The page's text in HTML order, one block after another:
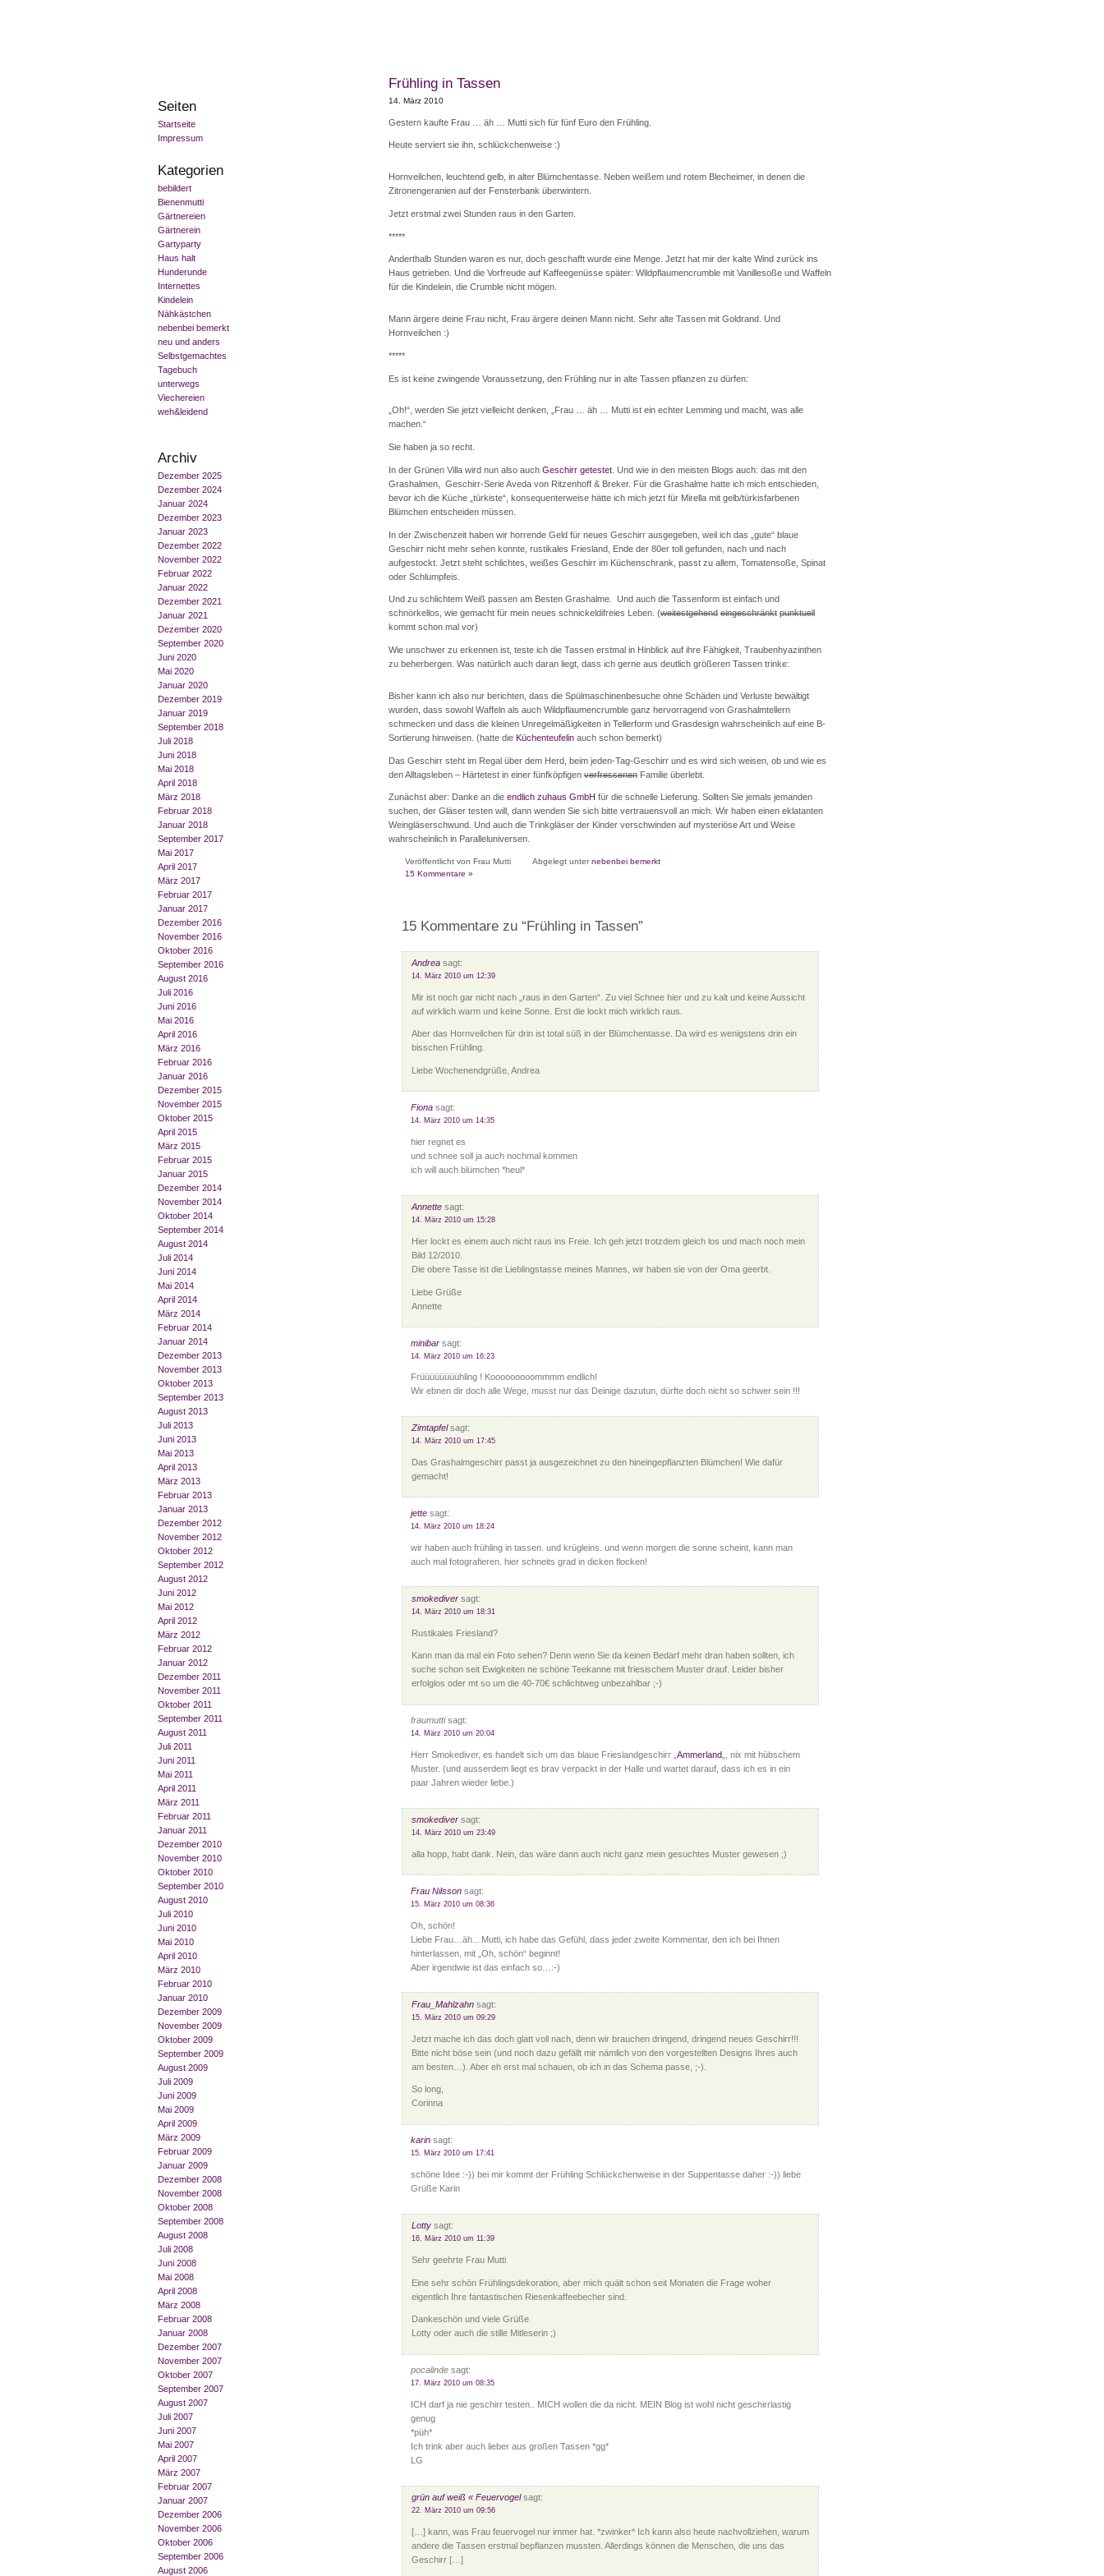
Seiten
Startseite
Impressum
Kategorien
bebildert
Bienenmutti
Gärtnereien
Gärtnerein
Gartyparty
Haus halt
Hunderunde
Internettes
Kindelein
Nähkästchen
nebenbei bemerkt
neu und anders
Selbstgemachtes
Tagebuch
unterwegs
Viechereien
weh&leidend
Archiv
Dezember 2025
Dezember 2024
Januar 2024
Dezember 2023
Januar 2023
Dezember 2022
November 2022
Februar 2022
Januar 2022
Dezember 2021
Januar 2021
Dezember 2020
September 2020
Juni 2020
Mai 2020
Januar 2020
Dezember 2019
Januar 2019
September 2018
Juli 2018
Juni 2018
Mai 2018
April 2018
März 2018
Februar 2018
Januar 2018
September 2017
Mai 2017
April 2017
März 2017
Februar 2017
Januar 2017
Dezember 2016
November 2016
Oktober 2016
September 2016
August 2016
Juli 2016
Juni 2016
Mai 2016
April 2016
März 2016
Februar 2016
Januar 2016
Dezember 2015
November 2015
Oktober 2015
April 2015
März 2015
Februar 2015
Januar 2015
Dezember 2014
November 2014
Oktober 2014
September 2014
August 2014
Juli 2014
Juni 2014
Mai 2014
April 2014
März 2014
Februar 2014
Januar 2014
Dezember 2013
November 2013
Oktober 2013
September 2013
August 2013
Juli 2013
Juni 2013
Mai 2013
April 2013
März 2013
Februar 2013
Januar 2013
Dezember 2012
November 2012
Oktober 2012
September 2012
August 2012
Juni 2012
Mai 2012
April 2012
März 2012
Februar 2012
Januar 2012
Dezember 2011
November 2011
Oktober 2011
September 2011
August 2011
Juli 2011
Juni 2011
Mai 2011
April 2011
März 2011
Februar 2011
Januar 2011
Dezember 2010
November 2010
Oktober 2010
September 2010
August 2010
Juli 2010
Juni 2010
Mai 2010
April 2010
März 2010
Februar 2010
Januar 2010
Dezember 2009
November 2009
Oktober 2009
September 2009
August 2009
Juli 2009
Juni 2009
Mai 2009
April 2009
März 2009
Februar 2009
Januar 2009
Dezember 2008
November 2008
Oktober 2008
September 2008
August 2008
Juli 2008
Juni 2008
Mai 2008
April 2008
März 2008
Februar 2008
Januar 2008
Dezember 2007
November 2007
Oktober 2007
September 2007
August 2007
Juli 2007
Juni 2007
Mai 2007
April 2007
März 2007
Februar 2007
Januar 2007
Dezember 2006
November 2006
Oktober 2006
September 2006
August 2006
Frühling in Tassen
14. März 2010
Gestern kaufte Frau … äh … Mutti sich für fünf Euro den Frühling.
Heute serviert sie ihn, schlückchenweise :)
Hornveilchen, leuchtend gelb, in alter Blümchentasse. Neben weißem und rotem Blecheimer, in denen die
Zitronengeranien auf der Fensterbank überwintern.
Jetzt erstmal zwei Stunden raus in den Garten.
*****
Anderthalb Stunden waren es nur, doch geschafft wurde eine Menge. Jetzt hat mir der kalte Wind zurück ins
Haus getrieben. Und die Vorfreude auf Kaffeegenüsse später: Wildpflaumencrumble mit Vanillesoße und Waffeln
für die Kindelein, die Crumble nicht mögen.
Mann ärgere deine Frau nicht, Frau ärgere deinen Mann nicht. Sehr alte Tassen mit Goldrand. Und
Hornveilchen :)
*****
Es ist keine zwingende Voraussetzung, den Frühling nur in alte Tassen pflanzen zu dürfen:
„Oh!“, werden Sie jetzt vielleicht denken, „Frau … äh … Mutti ist ein echter Lemming und macht, was alle
machen.“
Sie haben ja so recht.
In der Grünen Villa wird nun also auch Geschirr getestet. Und wie in den meisten Blogs auch: das mit den
Grashalmen, Geschirr-Serie Aveda von Ritzenhoff & Breker. Für die Grashalme hatte ich mich entschieden,
bevor ich die Küche „türkiste“, konsequenterweise hätte ich mich jetzt für Mirella mit gelb/türkisfarbenen
Blümchen entscheiden müssen.
In der Zwischenzeit haben wir horrende Geld für neues Geschirr ausgegeben, weil ich das „gute“ blaue
Geschirr nicht mehr sehen konnte, rustikales Friesland, Ende der 80er toll gefunden, nach und nach
aufgestockt. Jetzt steht schlichtes, weißes Geschirr im Küchenschrank, passt zu allem, Tomatensoße, Spinat
oder Schlumpfeis.
Und zu schlichtem Weiß passen am Besten Grashalme. Und auch die Tassenform ist einfach und
schnörkellos, wie gemacht für mein neues schnickeldifreies Leben. (weitestgehend eingeschränkt punktuell
kommt schon mal vor)
Wie unschwer zu erkennen ist, teste ich die Tassen erstmal in Hinblick auf ihre Fähigkeit, Traubenhyazinthen
zu beherbergen. Was natürlich auch daran liegt, dass ich gerne aus deutlich größeren Tassen trinke:
Bisher kann ich also nur berichten, dass die Spülmaschinenbesuche ohne Schäden und Verluste bewältigt
wurden, dass sowohl Waffeln als auch Wildpflaumencrumble ganz hervorragend von Grashalmtellern
schmecken und dass die kleinen Unregelmäßigkeiten in Tellerform und Grasdesign wahrscheinlich auf eine B-
Sortierung hinweisen. (hatte die Küchenteufelinauch schon bemerkt)
Das Geschirr steht im Regal über dem Herd, beim jeden-Tag-Geschirr und es wird sich weisen, ob und wie es
den Alltagsleben – Härtetest in einer fünfköpfigenverfressenenFamilie überlebt.
Zunächst aber: Danke an die endlich zuhaus GmbH für die schnelle Lieferung. Sollten Sie jemals jemanden
suchen, der Gläser testen will, dann wenden Sie sich bitte vertrauensvoll an mich. Wir haben einen eklatanten
Weingläserschwund. Und auch die Trinkgläser der Kinder verschwinden auf mysteriöse Art und Weise
wahrscheinlich in Paralleluniversen.
Veröffentlicht von Frau Mutti Abgelegt unternebenbei bemerkt
15 Kommentare »
15 Kommentare zu “Frühling in Tassen”
Andreasagt:
14. März 2010 um 12:39
Mir ist noch gar nicht nach „raus in den Garten“. Zu viel Schnee hier und zu kalt und keine Aussicht
auf wirklich warm und keine Sonne. Erst die lockt mich wirklich raus.
Aber das Hornveilchen für drin ist total süß in der Blümchentasse. Da wird es wenigstens drin ein
bisschen Frühling.
Liebe Wochenendgrüße, Andrea
Fionasagt:
14. März 2010 um 14:35
hier regnet es
und schnee soll ja auch nochmal kommen
ich will auch blümchen *heul*
Annettesagt:
14. März 2010 um 15:28
Hier lockt es einem auch nicht raus ins Freie. Ich geh jetzt trotzdem gleich los und mach noch mein
Bild 12/2010.
Die obere Tasse ist die Lieblingstasse meines Mannes, wir haben sie von der Oma geerbt.
Liebe Grüße
Annette
minibarsagt:
14. März 2010 um 16:23
Früüüüüüüühling ! Kooooooooommmm endlich!
Wir ebnen dir doch alle Wege, musst nur das Deinige dazutun, dürfte doch nicht so schwer sein !!!
Zimtapfelsagt:
14. März 2010 um 17:45
Das Grashalmgeschirr passt ja ausgezeichnet zu den hineingepflanzten Blümchen! Wie dafür
gemacht!
jettesagt:
14. März 2010 um 18:24
wir haben auch frühling in tassen. und krügleins. und wenn morgen die sonne scheint, kann man
auch mal fotografieren. hier schneits grad in dicken flocken!
smokediversagt:
14. März 2010 um 18:31
Rustikales Friesland?
Kann man da mal ein Foto sehen? Denn wenn Sie da keinen Bedarf mehr dran haben sollten, ich
suche schon seit Ewigkeiten ne schöne Teekanne mit friesischem Muster drauf. Leider bisher
erfolglos oder mt so um die 40-70€ schlichtweg unbezahlbar ;-)
fraumuttisagt:
14. März 2010 um 20:04
Herr Smokediver, es handelt sich um das blaue Frieslandgeschirr „ Ammerland „, nix mit hübschem
Muster. (und ausserdem liegt es brav verpackt in der Halle und wartet darauf, dass ich es in ein
paar Jahren wieder liebe.)
smokediversagt:
14. März 2010 um 23:49
alla hopp, habt dank. Nein, das wäre dann auch nicht ganz mein gesuchtes Muster gewesen ;)
Frau Nilssonsagt:
15. März 2010 um 08:36
Oh, schön!
Liebe Frau…äh…Mutti, ich habe das Gefühl, dass jeder zweite Kommentar, den ich bei Ihnen
hinterlassen, mit „Oh, schön“ beginnt!
Aber irgendwie ist das einfach so…:-)
Frau_Mahlzahnsagt:
15. März 2010 um 09:29
Jetzt mache ich das doch glatt voll nach, denn wir brauchen dringend, dringend neues Geschirr!!!
Bitte nicht böse sein (und noch dazu gefällt mir nämlich von den vorgestellten Designs Ihres auch
am besten…). Aber eh erst mal schauen, ob ich in das Schema passe, ;-).
So long,
Corinna
karinsagt:
15. März 2010 um 17:41
schöne Idee :-)) bei mir kommt der Frühling Schlückchenweise in der Suppentasse daher :-)) liebe
Grüße Karin
Lottysagt:
16. März 2010 um 11:39
Sehr geehrte Frau Mutti
Eine sehr schön Frühlingsdekoration, aber mich quält schon seit Monaten die Frage woher
eigentlich Ihre fantastischen Riesenkaffeebecher sind.
Dankeschön und viele Grüße
Lotty oder auch die stille Mitleserin ;)
pocalindesagt:
17. März 2010 um 08:35
ICH darf ja nie geschirr testen.. MICH wollen die da nicht. MEIN Blog ist wohl nicht geschirrlastig
genug
*püh*
Ich trink aber auch lieber aus großen Tassen *gg*
LG
grün auf weiß « Feuervogelsagt:
22. März 2010 um 09:56
[…] kann, was Frau feuervogel nur immer hat. *zwinker* Ich kann also heute nachvollziehen, warum
andere die Tassen erstmal bepflanzen mussten. Allerdings können die Menschen, die uns das
Geschirr […]